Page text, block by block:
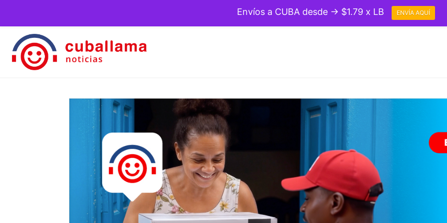
Envíos a CUBA desde → $1.79 x LB ENVÍA AQUÍ